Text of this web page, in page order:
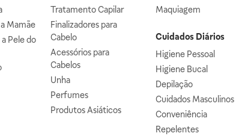
Mamãe
Pele do
Tratamento Capilar
Finalizadores para
Cabelo
Acessórios para
Cabelos
Unha
Perfumes
Produtos Asiáticos
Maquiagem
Cuidados Diários
Higiene Pessoal
Higiene Bucal
Depilação
Cuidados Masculinos
Conveniência
Repelentes